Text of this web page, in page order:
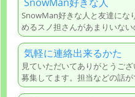
SnowMan好きな人と友達にな
めるスノ担さんがあまりいな
気軽に連絡出来るかた
見ていただいてありがとうご
募集してます。担当などの話